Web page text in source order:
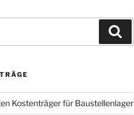
Kostenträger für Baustellenlager